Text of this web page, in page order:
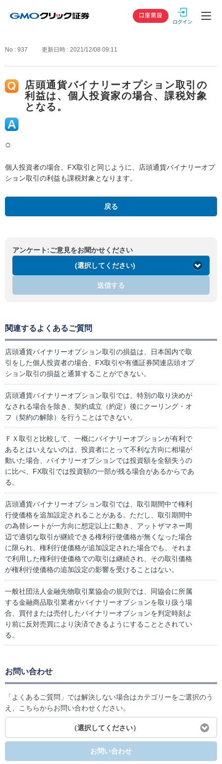
GMOクリック
口座開設
No : 937 更新日時 : 2021/12/08 09:11
店頭通貨バイナリーオプション取引の
利益は、個人投資家の場合、課税対象
となる。
○
個人投資者の場合、FX取引と同じように、店頭通貨バイナリーオプ
ション取引の利益も課税対象となります。
戻る
アンケート:ご意見をお聞かせください
(選択してください)
送信する
関連するよくあるご質問
店頭通貨バイナリーオプション取引の損益は、日本国内で取
引をした個人投資者の場合、FX取引や有価証券関連店頭オプ
ション取引の損益と通算することができない。
店頭通貨バイナリーオプション取引では、特別の取り決めが
なされる場合を除き、契約成立（約定）後にクーリング・オ
フ（契約の解除）を行うことはできない。
ＦＸ取引と比較して、一概にバイナリーオプションが有利で
あるとはいえないのは、投資者にとって不利な方向に相場が
動いた場合、バイナリーオプションでは投資額を全額失うの
に比べ、FX取引では投資額の一部が残る場合があるからであ
る。
店頭通貨バイナリーオプション取引では、取引期間中で権利
行使価格を追加設定されることがある。ただし、取引期間中
の為替レートが一方向に想定以上に動き、アットザマネー周
辺で適切な取引が継続できる権利行使価格が無くなった場合
に限られ、権利行使価格が追加設定された場合でも、それま
で利用した権利行使価格での取引は継続され、その取引価格
が権利行使価格の追加設定の影響を受けることはない。
一般社団法人金融先物取引業協会の規則では、同協会に所属
する金融商品取引業者がバイナリーオプションを取り扱う場
合、買付または売付したバイナリーオプションを判定時刻よ
り前に反対売買により決済できるようにすることとされてい
る。
お問い合わせ
「よくあるご質問」では解決しない場合はカテゴリーをご選択のう
え、こちらからお問い合わせください。
（選択してください）
お問い合わせ